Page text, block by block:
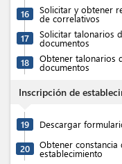
16 Solicitar y obtener
de correlativos
17
Solicitar talonarios
documentos
18
Obtener talonarios
documentos
Inscripción de
19 Descargar
20 Obtener
establecimiento